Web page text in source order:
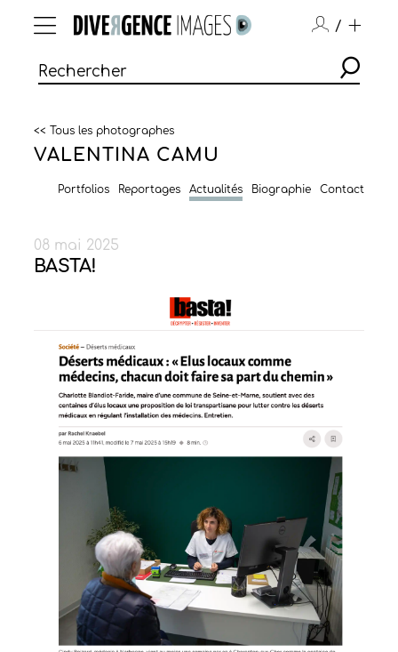
/
<< Tous les photographes
VALENTINA CAMU
Portfolios Reportages Actualités Biographie Contact
08 mai 2025
BASTA!